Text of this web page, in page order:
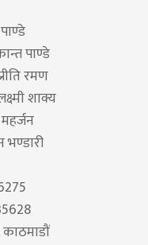
पाण्डे
रमण
शाक्य
भण्डारी